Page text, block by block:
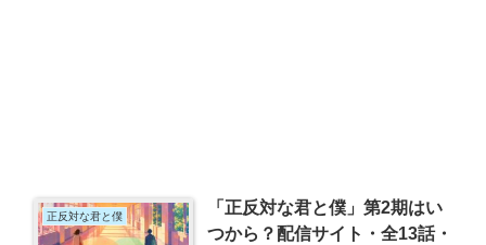
正反対な君と僕
「正反対な君と僕」第2期はい
つから？配信サイト・全13話・